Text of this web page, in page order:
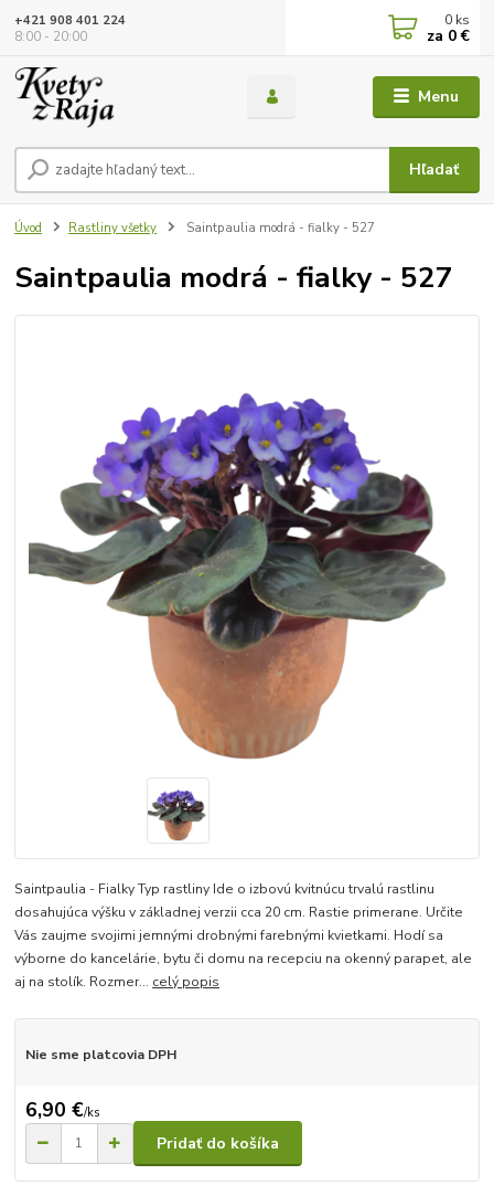
Menu
Hľadať
+421 908 401 224
8:00 - 20:00
0 ks
za 0 €
Úvod Rastliny všetky Saintpaulia modrá - fialky - 527
Saintpaulia modrá - fialky - 527
Saintpaulia - Fialky Typ rastliny Ide o izbovú kvitnúcu trvalú rastlinu
dosahujúca výšku v základnej verzii cca 20 cm. Rastie primerane. Určite
Vás zaujme svojimi jemnými drobnými farebnými kvietkami. Hodí sa
výborne do kancelárie, bytu či domu na recepciu na okenný parapet, ale
aj na stolík. Rozmer... celý popis
Nie sme platcovia DPH
6,90 €/ks
Pridať do košíka